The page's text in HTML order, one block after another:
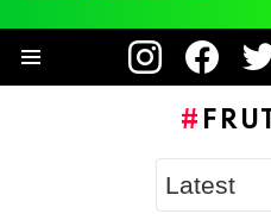
instagramfacebook